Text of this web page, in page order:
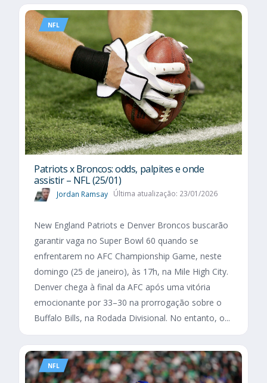
NFL
Patriots x Broncos: odds, palpites e onde
assistir – NFL (25/01)
Jordan Ramsay Última atualização: 23/01/2026
New England Patriots e Denver Broncos buscarão
garantir vaga no Super Bowl 60 quando se
enfrentarem no AFC Championship Game, neste
domingo (25 de janeiro), às 17h, na Mile High City.
Denver chega à final da AFC após uma vitória
emocionante por 33–30 na prorrogação sobre o
Buffalo Bills, na Rodada Divisional. No entanto, o...
NFL